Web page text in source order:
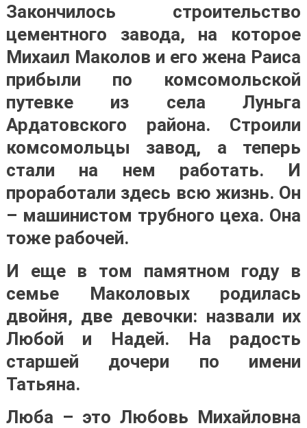
Закончилось строительство
цементного завода, на которое
Михаил Маколов и его жена Раиса
прибыли по комсомольской
путевке из села Луньга
Ардатовского района. Строили
комсомольцы завод, а теперь
стали на нем работать. И
проработали здесь всю жизнь. Он
– машинистом трубного цеха. Она
тоже рабочей.
И еще в том памятном году в
семье Маколовых родилась
двойня, две девочки: назвали их
Любой и Надей. На радость
старшей дочери по имени
Татьяна.
Люба – это Любовь Михайловна